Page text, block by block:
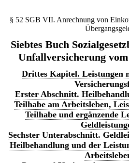
§ 52 SGB VII. Anrechnung von
Siebtes Buch
Unfallversicherung
Drittes Kapitel. Leistungen
Erster Abschnitt.
Teilhabe am Arbeitsleben,
Teilhabe und ergänzende
Sechster Unterabschnitt.
Heilbehandlung und der